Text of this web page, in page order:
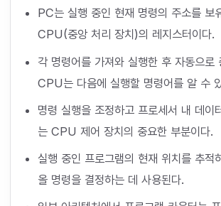
PC는 실행 중인 현재 명령의 주소를 보
CPU(중앙 처리 장치)의 레지스터이다.
각 명령어를 가져와 실행한 후 자동으로
CPU는 다음에 실행할 명령어를 알 수
명령 실행을 조정하고 프로세서 내 데이
는 CPU 제어 장치의 중요한 부분이다.
실행 중인 프로그램의 현재 위치를 추적
올 명령을 결정하는 데 사용된다.